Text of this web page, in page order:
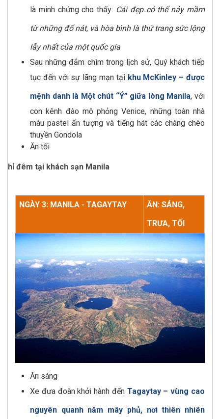
là minh chứng cho thấy: Cái đẹp có thể nảy mầm
từ những đổ nát, và hòa bình là thứ trang sức lộng
lẫy nhất của một quốc gia
Sau những đắm chìm trong lịch sử, Quý khách tiếp
tục đến với sự lãng mạn tạikhu McKinley – được
mệnh danh là Một chút “Ý” giữa lòng Manila, với
con kênh đào mô phỏng Venice, những toàn nhà
màu pastel ấn tượng và tiếng hát các chàng chèo
thuyền Gondola
Ăn tối
đêm tại khách sạn Manila
NGÀY 3: MANILA - TAGAYTAY
ĂN: SÁNG,
TRƯA, TỐI
Ăn sáng
Xe đưa đoàn khởi hành đến Tagaytay – vùng cao
nguyên quanh năm mây phủ, nơi thiên nhiên